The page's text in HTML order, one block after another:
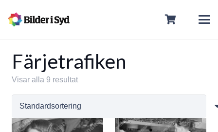
Färjetrafiken
Visar alla 9 resultat